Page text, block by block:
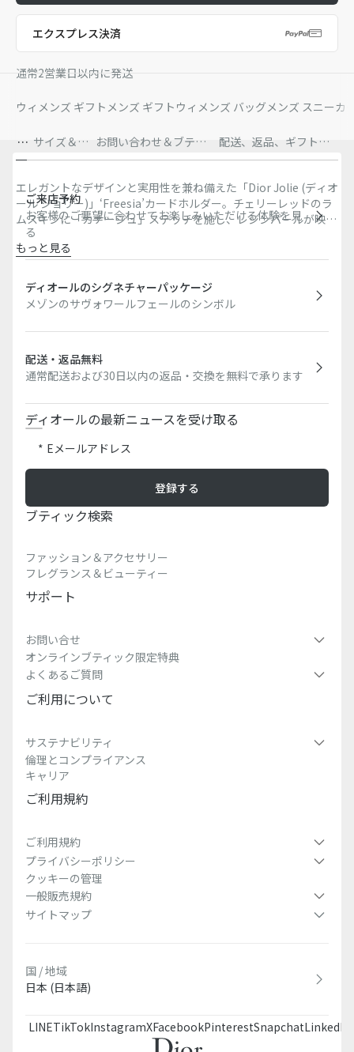
エクスプレス決済
通常2営業日以内に発送
詳
細
サイズ＆フ
ィット
お問い合わせ＆ブティ
ック在庫状況
配送、返品、ギフト包
装、お支払方法
エレガントなデザインと実用性を兼ね備えた「Dior Jolie (ディオ
ール ジョリー)」‘Freesia’カードホルダー。チェリーレッドのラ
ムスキンに「カナージュ」ステッチを施し、レジンパールが映え
るCDシグネチャーでアクセントを添えました。どんなシーンに
もフィットする、5つのカードスロットを備えた洗練されたアク
使いいただけます。
主な素材：ラムスキン
フロントにCDシグネチャーとホワイト レジンパール
カードスロット x5
もっと見る
ウィメンズ ギフト メンズ ギフト ウィメンズ バッグメンズ スニーカ
ご来店予約
お客様のご要望に合わせてお楽しみいただける体験を見
る
ディオールのシグネチャーパッケージ
メゾンのサヴォワールフェールのシンボル
配送・返品無料
通常配送および30日以内の返品・交換を無料で承ります
ディオールの最新ニュースを受け取る
Eメールアドレス
登録する
ブティック検索​
ファッション＆アクセサリー
フレグランス＆ビューティー
サポート
お問い合せ
オンラインブティック限定特典
よくあるご質問
ご利用について
サステナビリティ
倫理とコンプライアンス
キャリア
ご利用規約
ご利用規約
プライバシーポリシー
クッキーの管理
一般販売規約
サイトマップ
国 / 地域
日本 (日本語)
LINETikTokInstagramXFacebookPinterestSnapchatLinkedIn